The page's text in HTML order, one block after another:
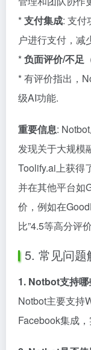
*支付集成: 支付
户进行支付，减
*负面评价/不足
* 有评价指出，
级AI功能.
重要信息:
发现关于大规模
Toolify.ai上获得
并在其他平台如
价，例如在
比”4.5等高分评
5. 常见问题
1. Notbot支持哪
Notbot主要支持
Facebook集成